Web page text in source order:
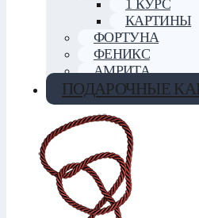
1 КУРС
КАРТИНЫ
ФОРТУНА
ФЕНИКС
АМРИТА
ПОДАРОЧНЫЕ